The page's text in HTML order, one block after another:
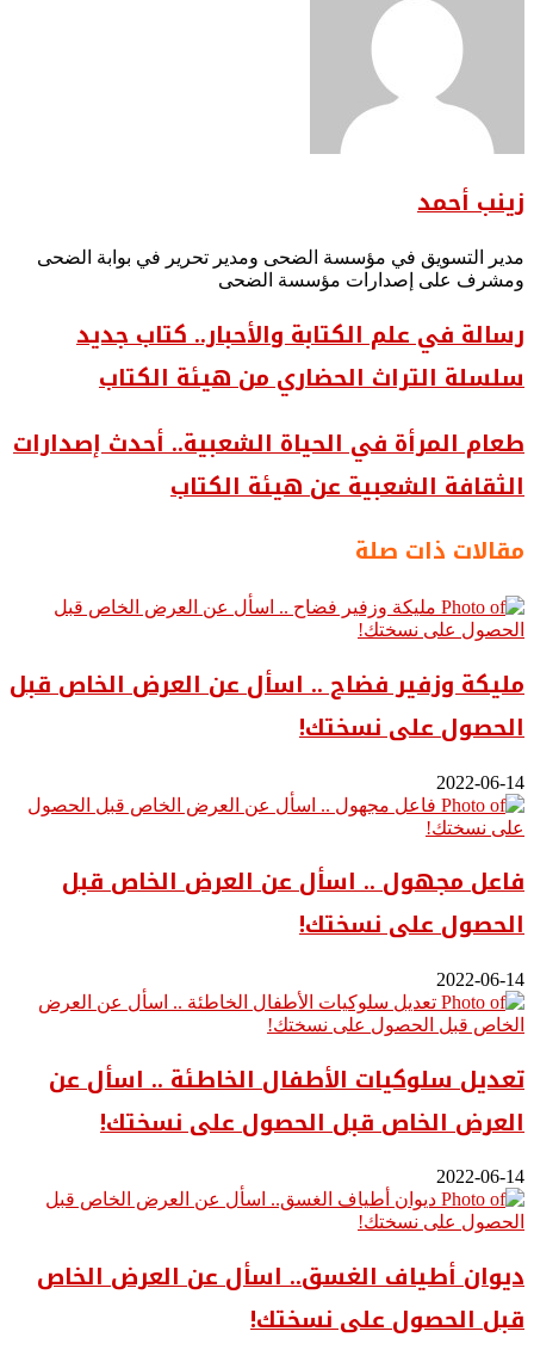
زينب أحمد
مدير التسويق في مؤسسة الضحى ومدير تحرير في بوابة الضحى
ومشرف على إصدارات مؤسسة الضحى
رسالة في علم الكتابة والأحبار.. كتاب جديد
سلسلة التراث الحضاري من هيئة الكتاب
طعام المرأة في الحياة الشعبية.. أحدث إصدارات
الثقافة الشعبية عن هيئة الكتاب
مقالات ذات صلة
مليكة وزفير فضاح .. اسأل عن العرض الخاص قبل
الحصول على نسختك!
2022-06-14
فاعل مجهول .. اسأل عن العرض الخاص قبل
الحصول على نسختك!
2022-06-14
تعديل سلوكيات الأطفال الخاطئة .. اسأل عن
العرض الخاص قبل الحصول على نسختك!
2022-06-14
ديوان أطياف الغسق.. اسأل عن العرض الخاص
قبل الحصول على نسختك!